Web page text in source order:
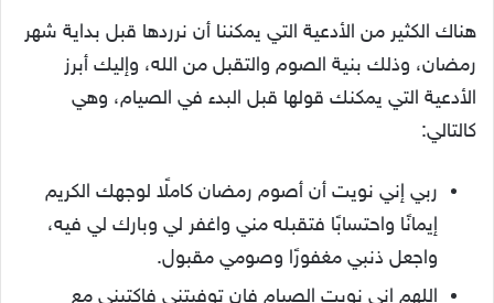
هناك الكثير من الأدعية التي يمكننا أن نرردها قبل بداية شهر
رمضان، وذلك بنية الصوم والتقبل من الله، وإليك أبرز
الأدعية التي يمكنك قولها قبل البدء في الصيام، وهي
كالتالي:
ربي إني نويت أن أصوم رمضان كاملًا لوجهك الكريم
إيمانًا واحتسابًا فتقبله مني واغفر لي وبارك لي فيه،
واجعل ذنبي مغفورًا وصومي مقبول.
اللهم إني نويت الصيام فإن توفيتني فاكتبني مع